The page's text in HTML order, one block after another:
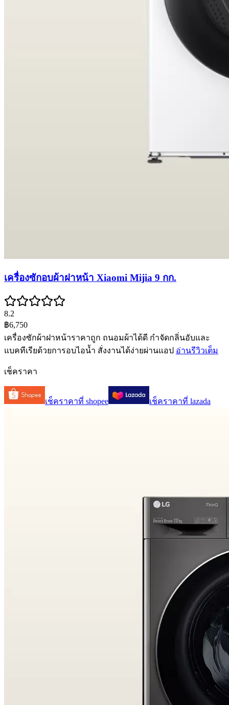
เครื่องซักอบผ้าฝาหน้า Xiaomi Mijia 9 กก.
8.2
฿6,750
เครื่องซักผ้าฝาหน้าราคาถูก ถนอมผ้าได้ดี กำจัดกลิ่นอับและ
แบคทีเรียด้วยการอบไอน้ำ สั่งงานได้ง่ายผ่านแอป อ่านรีวิวเต็ม
เช็คราคา
เช็คราคาที่ shopee เช็คราคาที่ lazada